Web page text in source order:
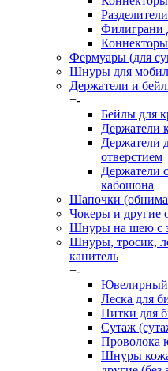
Филиграни
Фермуары (для
Шнуры для
Держатели и
+-
Бейлы для
Держатели
Держатели
отверстием
Держатели
кабошона
Шапочки
Чокеры и другие
Шнуры на шею с
Шнуры, тросик,
канитель
+-
Ювелирный
Леска для
Нитки для
Сутаж
Проволока
Шнуры